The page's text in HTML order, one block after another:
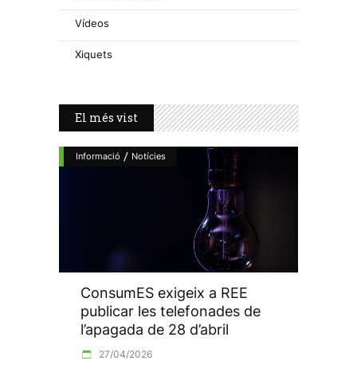
Vídeos
Xiquets
El més vist
Informació / Notícies
ConsumES exigeix a REE
publicar les telefonades de
l’apagada de 28 d’abril
27/04/2026